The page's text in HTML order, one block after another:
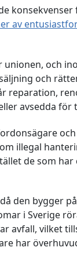
av
och
och
reparation,
avsedda för
illegal
de som
den bygger
i Sverige
avfall, vilket
har